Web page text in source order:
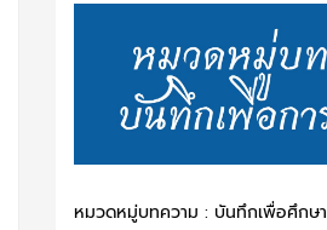
หมวดหมู่บทความ : บันทึกเพื่อศึกษา